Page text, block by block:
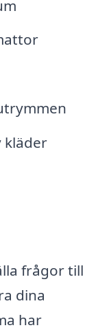
kläder
frågor till
dina
har